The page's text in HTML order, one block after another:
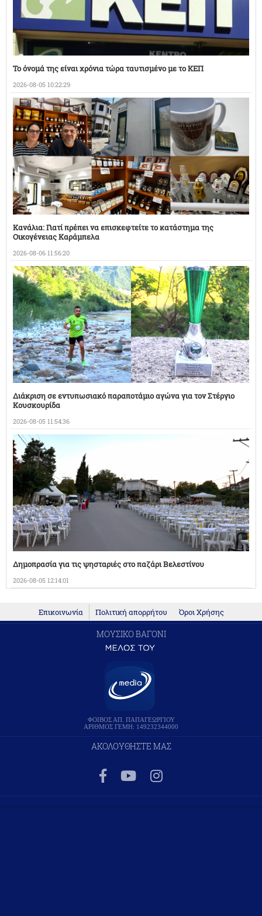
Το όνομά της είναι χρόνια τώρα ταυτισμένο με το ΚΕΠ
2026-08-05 10:22:29
Κανάλια: Γιατί πρέπει να επισκεφτείτε το κατάστημα της
Οικογένειας Καράμπελα
2026-08-06 11:56:20
Διάκριση σε εντυπωσιακό παραποτάμιο αγώνα για τον Στέργιο
Κουσκουρίδα
2026-08-05 11:54:36
Δημοπρασία για τις ψησταριές στο παζάρι Βελεστίνου
2026-08-05 12:14:01
Επικοινωνία Πολιτική απορρήτου Όροι Χρήσης
ΜΟΥΣΙΚΟ ΒΑΓΟΝΙ
ΦΟΙΒΟΣ ΑΠ. ΠΑΠΑΓΕΩΡΓΙΟΥ
ΑΡΙΘΜΟΣ ΓΕΜΗ: 149232344000
ΑΚΟΛΟΥΘΗΣΤΕ ΜΑΣ